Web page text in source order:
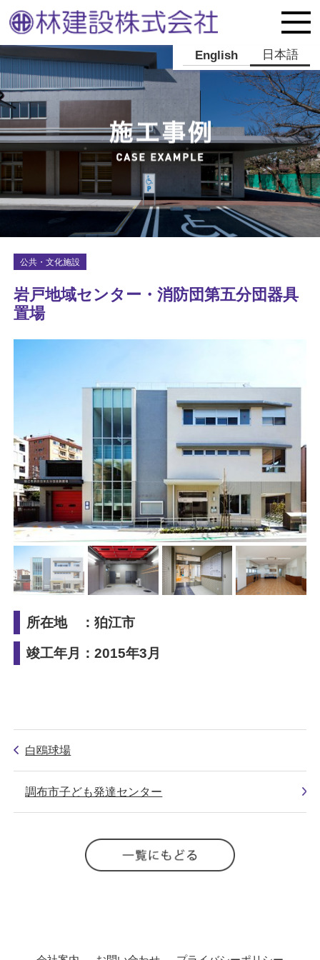
English 日本語
公共・文化施設
岩戸地域センター・消防団第五分団器具
置場
所在地 ：狛江市
竣工年月：2015年3月
白鴎球場
調布市子ども発達センター